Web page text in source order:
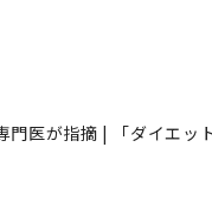
門医が指摘 | 「ダイエッ